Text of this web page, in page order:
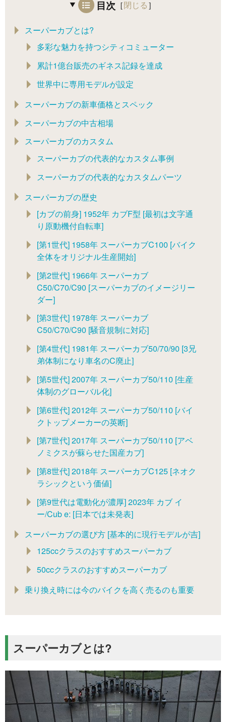
目次 ［閉じる］
スーパーカブとは?
多彩な魅力を持つシティコミューター
累計1億台販売のギネス記録を達成
世界中に専用モデルが設定
スーパーカブの新車価格とスペック
スーパーカブの中古相場
スーパーカブのカスタム
スーパーカブの代表的なカスタム事例
スーパーカブの代表的なカスタムパーツ
スーパーカブの歴史
[カブの前身] 1952年 カブF型 [最初は文字通
り原動機付自転車]
[第1世代] 1958年 スーパーカブC100 [バイク
全体をオリジナル生産開始]
[第2世代] 1966年 スーパーカブ
C50/C70/C90 [スーパーカブのイメージリー
ダー]
[第3世代] 1978年 スーパーカブ
C50/C70/C90 [騒音規制に対応]
[第4世代] 1981年 スーパーカブ50/70/90 [3兄
弟体制になり車名のC廃止]
[第5世代] 2007年 スーパーカブ50/110 [生産
体制のグローバル化]
[第6世代] 2012年 スーパーカブ50/110 [バイ
クトップメーカーの英断]
[第7世代] 2017年 スーパーカブ50/110 [アベ
ノミクスが蘇らせた国産カブ]
[第8世代] 2018年 スーパーカブC125 [ネオク
ラシックという価値]
[第9世代は電動化が濃厚] 2023年 カブ イ
ー/Cub e: [日本では未発表]
スーパーカブの選び方 [基本的に現行モデルが吉]
125ccクラスのおすすめスーパーカブ
50ccクラスのおすすめスーパーカブ
乗り換え時には今のバイクを高く売るのも重要
スーパーカブとは?